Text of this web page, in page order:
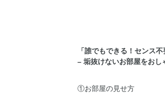
「誰でもできる！センス
– 垢抜けないお部屋をお
①お部屋の見せ方